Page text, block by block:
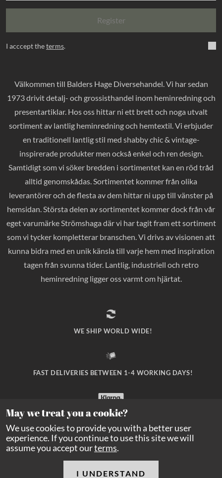
Register
I acccept theterms.
Välkommen till Balders Hage Diversehandel. Vi har sedan
1973 drivit detalj- och grossisthandel inom heminredning och
presentartiklar. Hos oss hittar ni ett brett och noga utvalt
sortiment av lantlig heminredning och hemtextil. Vi erbjuder
en traditionell lantlig stil med shabby chic & vintage-
inspirerade produkter men också enkel och ren design.
Samtidigt som vi söker bredden i sortimentet kan en röd tråd
alltid genomskådas. Sortimentet kommer från olika
leverantörer och de flesta av dem hittar ni upp till vänster på
hemsidan. Största delen av sortimentet kommer dock från vår
eget varumärke Strömshaga där vi har tagit fram ett sortiment
som vi tycker kompletterar branschen. Vi drivs av visionen att
kunna bidra med en unik känsla till varje hem med inspiration
tagen från svunna tider. Lantlig, industriell och retro
heminredning ligger oss varmt om hjärtat.
WE SHIP WORLD WIDE!
FAST DELIVERIES BETWEEN 1-4 WORKING DAYS!
SAFE PAYMENT WITH KLARNA CHECKOUT!
May we treat you a cookie?
We use cookies to provide you with a better user
experience. If you continue to use this site we will
assume you accept ourterms.
I UNDERSTAND